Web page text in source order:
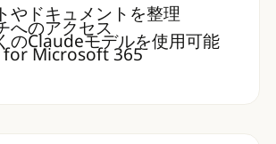
やドキュメントを整理
へのアクセス
のClaudeモデルを使用可能
for Microsoft 365